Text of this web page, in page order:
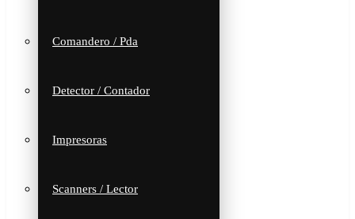
Comandero / Pda
Detector / Contador
Impresoras
Scanners / Lector